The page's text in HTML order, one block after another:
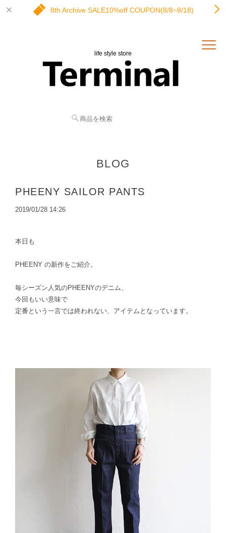
8th Archive SALE10%off COUPON(8/8~8/18)
life style store
BLOG
PHEENY SAILOR PANTS
2019/01/28 14:26
本日も
PHEENY の新作をご紹介。
毎シーズン人気のPHEENYのデニム、
今回もいい意味で
定番という一言では終われない、アイテムとなっています。